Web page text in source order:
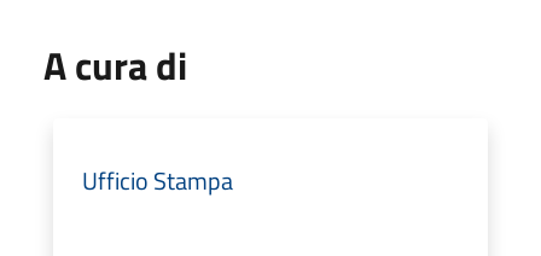
A cura di
Ufficio Stampa